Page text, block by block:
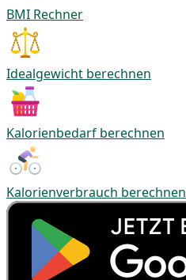
BMI Rechner
Idealgewicht berechnen
Kalorienbedarf berechnen
Kalorienverbrauch berechnen